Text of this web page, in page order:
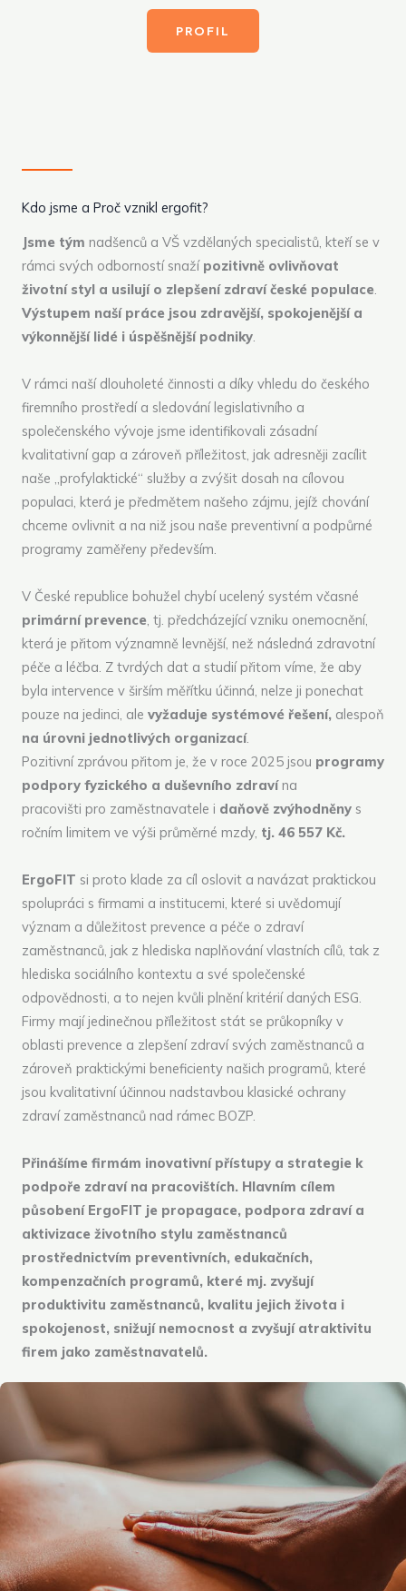
PROFIL
Kdo jsme a Proč vznikl ergofit?
Jsme tým nadšenců a VŠ vzdělaných specialistů, kteří se v
rámci svých odborností snaží pozitivně ovlivňovat
životní styl a usilují o zlepšení zdraví české populace.
Výstupem naší práce jsou zdravější, spokojenější a
výkonnější lidé i úspěšnější podniky.
V rámci naší dlouholeté činnosti a díky vhledu do českého
firemního prostředí a sledování legislativního a
společenského vývoje jsme identifikovali zásadní
kvalitativní gap a zároveň příležitost, jak adresněji zacílit
naše „profylaktické“ služby a zvýšit dosah na cílovou
populaci, která je předmětem našeho zájmu, jejíž chování
chceme ovlivnit a na niž jsou naše preventivní a podpůrné
programy zaměřeny především.
V České republice bohužel chybí ucelený systém včasné
primární prevence, tj. předcházející vzniku onemocnění,
která je přitom významně levnější, než následná zdravotní
péče a léčba. Z tvrdých dat a studií přitom víme, že aby
byla intervence v širším měřítku účinná, nelze ji ponechat
pouze na jedinci, ale vyžaduje systémové řešení, alespoň
na úrovni jednotlivých organizací.
Pozitivní zprávou přitom je, že v roce 2025 jsou programy
podpory fyzického a duševního zdravína
pracovišti pro zaměstnavatele i daňově zvýhodněny s
ročním limitem ve výši průměrné mzdy, tj. 46 557 Kč.
ErgoFIT si proto klade za cíl oslovit a navázat praktickou
spolupráci s firmami a institucemi, které si uvědomují
význam a důležitost prevence a péče o zdraví
zaměstnanců, jak z hlediska naplňování vlastních cílů, tak z
hlediska sociálního kontextu a své společenské
odpovědnosti, a to nejen kvůli plnění kritérií daných ESG.
Firmy mají jedinečnou příležitost stát se průkopníky v
oblasti prevence a zlepšení zdraví svých zaměstnanců a
zároveň praktickými beneficienty našich programů, které
jsou kvalitativní účinnou nadstavbou klasické ochrany
zdraví zaměstnanců nad rámec BOZP.
Přinášíme firmám inovativní přístupy a strategie k
podpoře zdraví na pracovištích. Hlavním cílem
působení ErgoFIT je propagace, podpora zdraví a
aktivizace životního stylu zaměstnanců
prostřednictvím preventivních, edukačních,
kompenzačních programů, které mj. zvyšují
produktivitu zaměstnanců, kvalitu jejich života i
spokojenost, snižují nemocnost a zvyšují atraktivitu
firem jako zaměstnavatelů.